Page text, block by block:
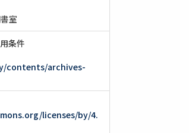
室
条件
contents/archives-
licenses/by/4.